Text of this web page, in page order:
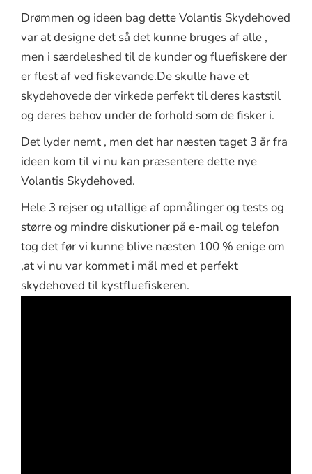
Drømmen og ideen bag dette Volantis Skydehoved
var at designe det så det kunne bruges af alle ,
men i særdeleshed til de kunder og fluefiskere der
er flest af ved fiskevande.De skulle have et
skydehovede der virkede perfekt til deres kaststil
og deres behov under de forhold som de fisker i.
Det lyder nemt , men det har næsten taget 3 år fra
ideen kom til vi nu kan præsentere dette nye
Volantis Skydehoved.
Hele 3 rejser og utallige af opmålinger og tests og
større og mindre diskutioner på e-mail og telefon
tog det før vi kunne blive næsten 100 % enige om
,at vi nu var kommet i mål med et perfekt
skydehoved til kystfluefiskeren.